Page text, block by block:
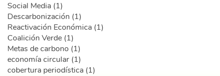
Social Media (1)
Descarbonización (1)
Reactivación Económica (1)
Coalición Verde (1)
Metas de carbono (1)
economía circular (1)
cobertura periodística (1)